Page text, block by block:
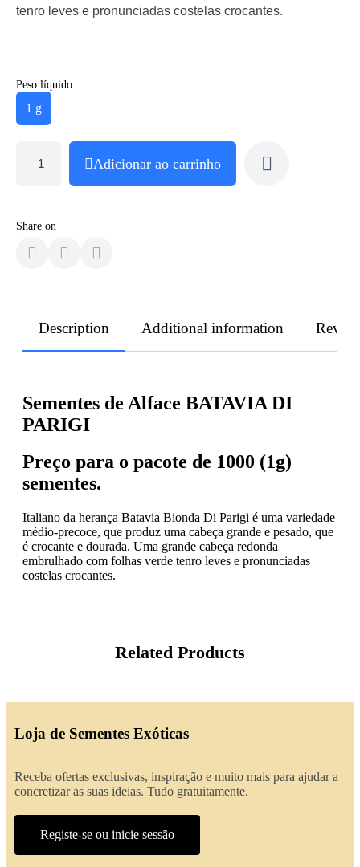
tenro leves e pronunciadas costelas crocantes.
Peso líquido:
1 g
Adicionar ao carrinho
Share on
Description Additional information
Sementes de Alface BATAVIA DI
PARIGI
Preço para o pacote de 1000 (1g)
sementes.
Italiano da herança Batavia Bionda Di Parigi é uma variedade
médio-precoce, que produz uma cabeça grande e pesado, que
é crocante e dourada. Uma grande cabeça redonda
embrulhado com folhas verde tenro leves e pronunciadas
costelas crocantes.
Related Products
Loja de Sementes Exóticas
Receba ofertas exclusivas, inspiração e muito mais para ajudar a
concretizar as suas ideias. Tudo gratuitamente.
Registe-se ou inicie sessão